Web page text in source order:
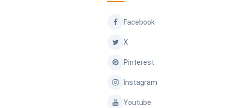
Facebook
X
Pinterest
Instagram
Youtube